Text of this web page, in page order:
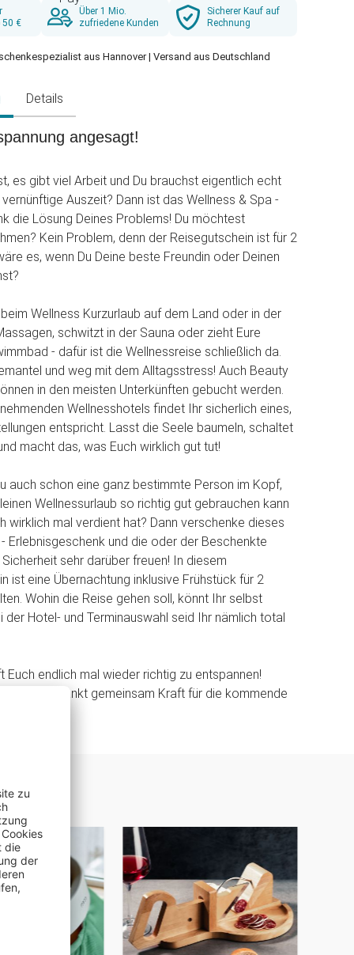
50 €
Über 1 Mio.
zufriedene Kunden
Sicherer Kauf auf
Rechnung
aus Hannover | Versand aus Deutschland
Details
angesagt!
es gibt viel Arbeit und Du brauchst eigentlich echt
Auszeit? Dann ist das Wellness & Spa -
die Lösung Deines Problems! Du möchtest
Kein Problem, denn der Reisegutschein ist für 2
es, wenn Du Deine beste Freundin oder Deinen
Wellness Kurzurlaub auf dem Land oder in der
schwitzt in der Sauna oder zieht Eure
- dafür ist die Wellnessreise schließlich da.
und weg mit dem Alltagsstress! Auch Beauty
in den meisten Unterkünften gebucht werden.
Wellnesshotels findet Ihr sicherlich eines,
entspricht. Lasst die Seele baumeln, schaltet
macht das, was Euch wirklich gut tut!
auch schon eine ganz bestimmte Person im Kopf,
Wellnessurlaub so richtig gut gebrauchen kann
wirklich mal verdient hat? Dann verschenke dieses
Erlebnisgeschenk und die oder der Beschenkte
sehr darüber freuen! In diesem
ist eine Übernachtung inklusive Frühstück für 2
Wohin die Reise gehen soll, könnt Ihr selbst
der Hotel- und Terminauswahl seid Ihr nämlich total
Euch endlich mal wieder richtig zu entspannen!
und tankt gemeinsam Kraft für die kommende